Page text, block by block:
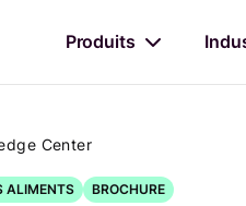
Produits
Center
ALIMENTS BROCHURE